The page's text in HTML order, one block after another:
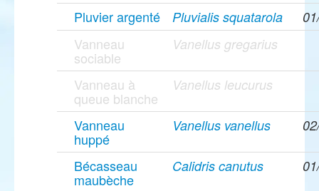
Pluvier argenté Pluvialis squatarola
Vanneau
sociable
Vanellus gregarius
Vanneau à
queue blanche
Vanellus leucurus
Vanneau
huppé
Vanellus vanellus
Bécasseau
maubèche
Calidris canutus